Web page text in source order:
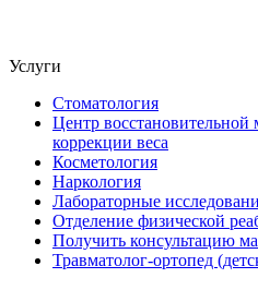
Услуги
Стоматология
Центр
коррекции веса
Косметология
Наркология
Лабораторные
Отделение физической
Получить консультацию
Травматолог-ортопед